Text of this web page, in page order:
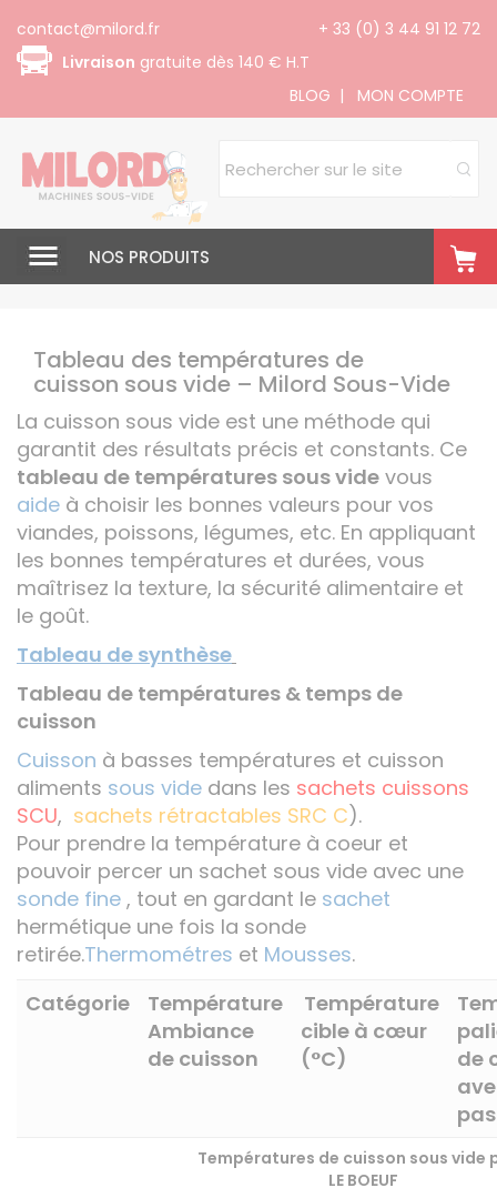
+ 33 (0) 3 44 91 12 72
contact@milord.fr
Livraison gratuite dès 140 € H.T
BLOG | MON COMPTE
NOS PRODUITS
Tableau des températures de
cuisson sous vide – Milord Sous-Vide
La cuisson sous vide est une méthode qui
garantit des résultats précis et constants. Ce
tableau de températures sous vide vous
aide à choisir les bonnes valeurs pour vos
viandes, poissons, légumes, etc. En appliquant
les bonnes températures et durées, vous
maîtrisez la texture, la sécurité alimentaire et
le goût.
Tableau de synthèse
Tableau de températures & temps de
cuisson
Cuisson à basses températures et cuisson
aliments sous vide dans les sachets cuissons
SCU, sachets rétractables SRC C).
Pour prendre la température à coeur et
pouvoir percer un sachet sous vide avec une
sonde fine , tout en gardant le sachet
hermétique une fois la sonde
retirée.Thermométres et Mousses.
Catégorie
Température
Ambiance
de cuisson
Température
cible à cœur
(°C)
de
Températures de cuisson sous vide
LE BOEUF